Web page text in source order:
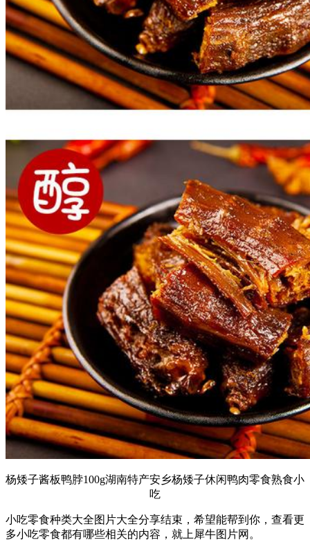
杨矮子酱板鸭脖100g湖南特产安乡杨矮子休闲鸭肉零食熟食小
吃
小吃零食种类大全图片大全分享结束，希望能帮到你，查看更
多小吃零食都有哪些相关的内容，就上犀牛图片网。